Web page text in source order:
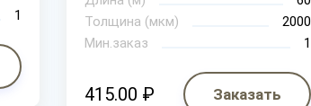
1
Толщина (мкм)
2000
Мин.заказ
1
415.00 ₽ Заказать